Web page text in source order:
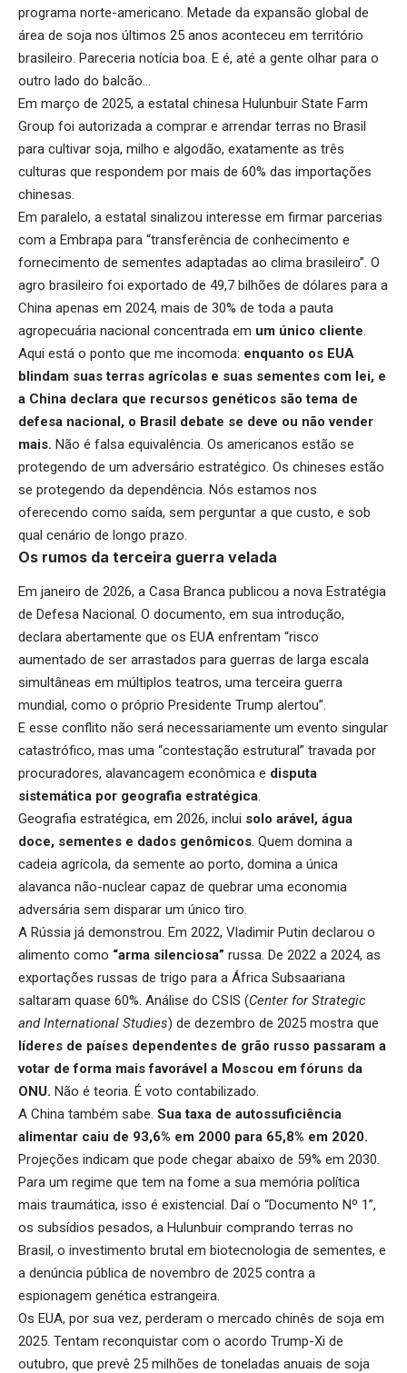
programa norte-americano. Metade da expansão global de
área de soja nos últimos 25 anos aconteceu em território
brasileiro. Pareceria notícia boa. E é, até a gente olhar para o
outro lado do balcão…
Em março de 2025, a estatal chinesa Hulunbuir State Farm
Group foi autorizada a comprar e arrendar terras no Brasil
para cultivar soja, milho e algodão, exatamente as três
culturas que respondem por mais de 60% das importações
chinesas.
Em paralelo, a estatal sinalizou interesse em firmar parcerias
com a Embrapa para “transferência de conhecimento e
fornecimento de sementes adaptadas ao clima brasileiro”. O
agro brasileiro foi exportado de 49,7 bilhões de dólares para a
China apenas em 2024, mais de 30% de toda a pauta
agropecuária nacional concentrada em um único cliente.
Aqui está o ponto que me incomoda: enquanto os EUA
blindam suas terras agrícolas e suas sementes com lei, e
a China declara que recursos genéticos são tema de
defesa nacional, o Brasil debate se deve ou não vender
mais. Não é falsa equivalência. Os americanos estão se
protegendo de um adversário estratégico. Os chineses estão
se protegendo da dependência. Nós estamos nos
oferecendo como saída, sem perguntar a que custo, e sob
qual cenário de longo prazo.
Os rumos da terceira guerra velada
Em janeiro de 2026, a Casa Branca publicou a nova Estratégia
de Defesa Nacional. O documento, em sua introdução,
declara abertamente que os EUA enfrentam “risco
aumentado de ser arrastados para guerras de larga escala
simultâneas em múltiplos teatros, uma terceira guerra
mundial, como o próprio Presidente Trump alertou”.
E esse conflito não será necessariamente um evento singular
catastrófico, mas uma “contestação estrutural” travada por
procuradores, alavancagem econômica e disputa
sistemática por geografia estratégica.
Geografia estratégica, em 2026, inclui solo arável, água
doce, sementes e dados genômicos. Quem domina a
cadeia agrícola, da semente ao porto, domina a única
alavanca não-nuclear capaz de quebrar uma economia
adversária sem disparar um único tiro.
A Rússia já demonstrou. Em 2022, Vladimir Putin declarou o
alimento como “arma silenciosa” russa. De 2022 a 2024, as
exportações russas de trigo para a África Subsaariana
saltaram quase 60%. Análise do CSIS (Center for Strategic
and International Studies) de dezembro de 2025 mostra que
líderes de países dependentes de grão russo passaram a
votar de forma mais favorável a Moscou em fóruns da
ONU. Não é teoria. É voto contabilizado.
A China também sabe. Sua taxa de autossuficiência
alimentar caiu de 93,6% em 2000 para 65,8% em 2020.
Projeções indicam que pode chegar abaixo de 59% em 2030.
Para um regime que tem na fome a sua memória política
mais traumática, isso é existencial. Daí o “Documento Nº 1”,
os subsídios pesados, a Hulunbuir comprando terras no
Brasil, o investimento brutal em biotecnologia de sementes, e
a denúncia pública de novembro de 2025 contra a
espionagem genética estrangeira.
Os EUA, por sua vez, perderam o mercado chinês de soja em
2025. Tentam reconquistar com o acordo Trump-Xi de
outubro, que prevê 25 milhões de toneladas anuais de soja